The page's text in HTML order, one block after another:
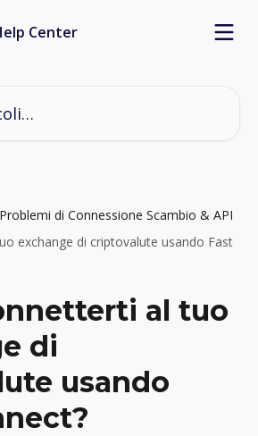
Problemi di Connessione Scambio & API
exchange di criptovalute usando Fast
al tuo
di
usando